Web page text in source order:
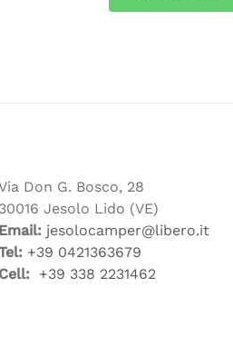
Don G. Bosco, 28
30016 Jesolo Lido (VE)
Email: jesolocamper@libero.it
+39 0421363679
Cell: +39 338 2231462